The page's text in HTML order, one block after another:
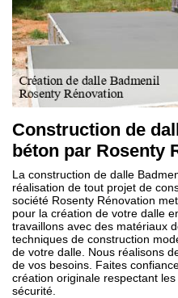
Construction de
béton par Rosenty
La construction de dalle
réalisation de tout projet de
société Rosenty Rénovation
pour la création de votre dalle
travaillons avec des matériaux
techniques de construction
de votre dalle. Nous réalisons
de vos besoins. Faites
création originale respectant
sécurité.